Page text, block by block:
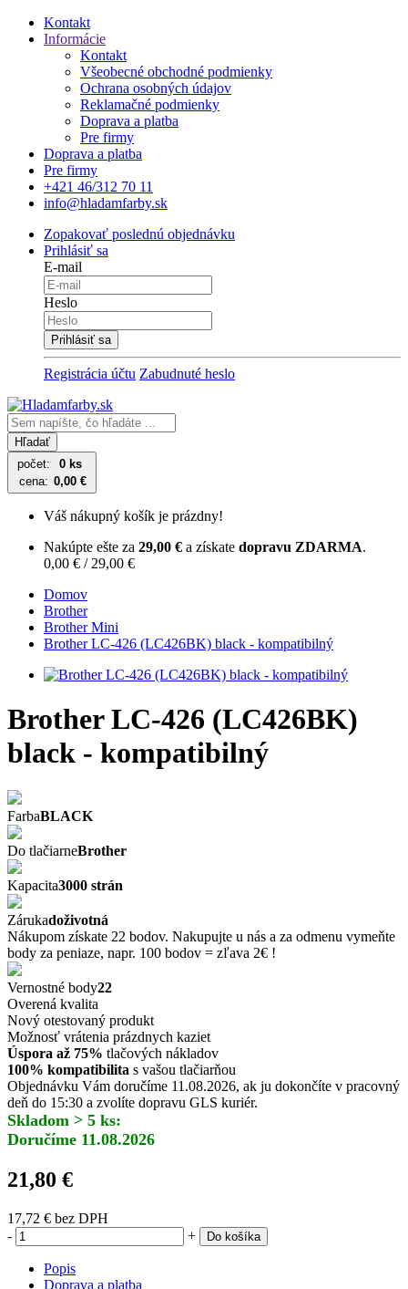
Kontakt
Informácie
Kontakt
Všeobecné obchodné podmienky
Ochrana osobných údajov
Reklamačné podmienky
Doprava a platba
Pre firmy
Doprava a platba
Pre firmy
+421 46/312 70 11
info@hladamfarby.sk
Zopakovať poslednú objednávku
Prihlásiť sa
E-mail
Heslo
Registrácia účtu Zabudnuté heslo
Hľadať
počet:
0 ks
cena: 0,00 €
Váš nákupný košík je prázdny!
Nakúpte ešte za 29,00 € a získate dopravu ZDARMA.
0,00 € / 29,00 €
Domov
Brother
Brother Mini
Brother LC-426 (LC426BK) black - kompatibilný
Brother LC-426 (LC426BK)
black - kompatibilný
FarbaBLACK
Do tlačiarneBrother
Kapacita3000 strán
Zárukadoživotná
Nákupom získate 22 bodov. Nakupujte u nás a za odmenu vymeňte
body za peniaze, napr. 100 bodov = zľava 2€ !
Vernostné body22
Overená kvalita
Nový otestovaný produkt
Možnosť vrátenia prázdnych kaziet
Úspora až 75% tlačových nákladov
100% kompatibilita s vašou tlačiarňou
Objednávku Vám doručíme 11.08.2026, ak ju dokončíte v pracovný
deň do 15:30 a zvolíte dopravu GLS kuriér.
Skladom > 5 ks:
Doručíme 11.08.2026
21,80 €
17,72 € bez DPH
-
+ Do košíka
Popis
Doprava a platba